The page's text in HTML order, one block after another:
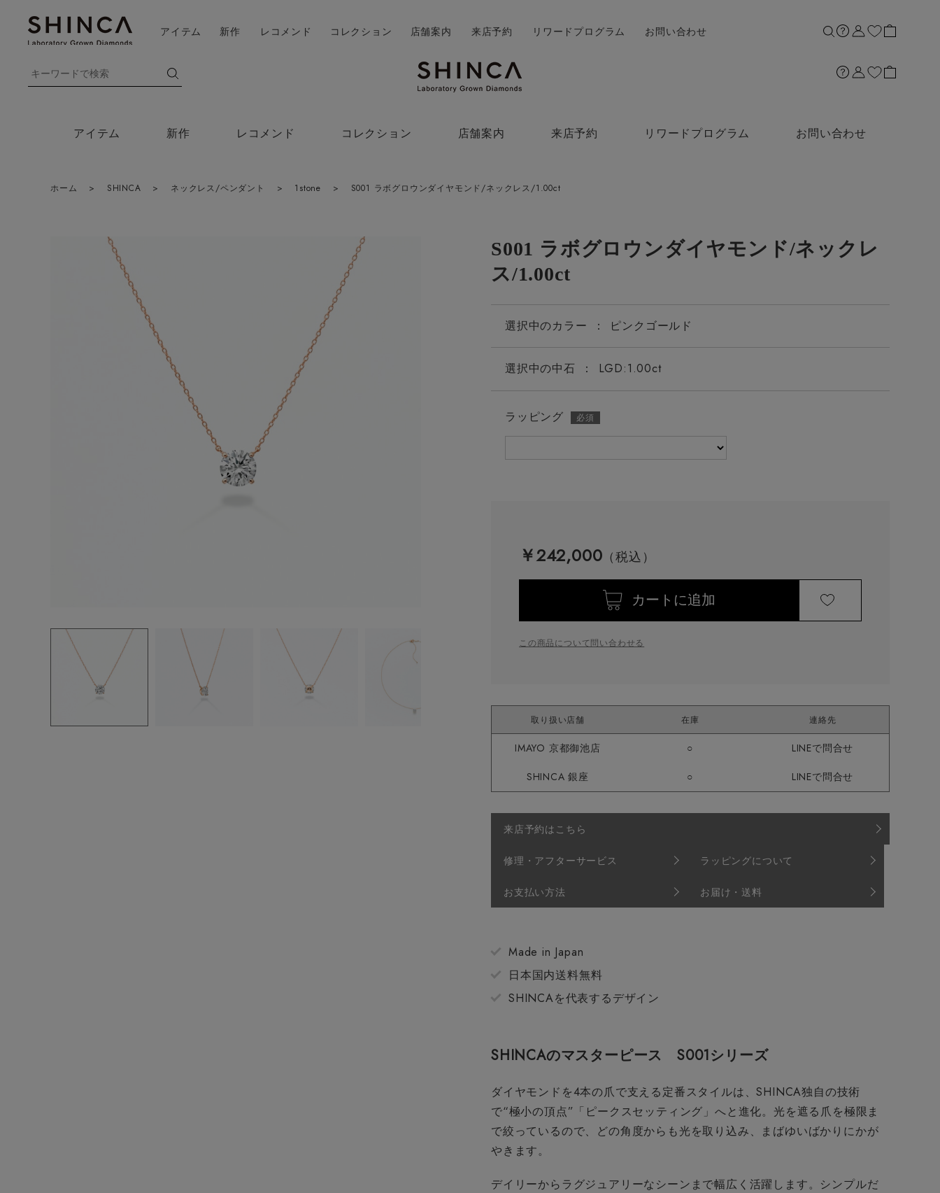
アイテム 新作 レコメンド コレクション 店舗案内 来店予約 リワードプログラム お問い合わせ
アイテム 新作 レコメンド コレクション 店舗案内 来店予約 リワードプログラム お問い合わせ
ホーム > SHINCA > ネックレス/ペンダント > 1stone > S001 ラボグロウンダイヤモンド/ネックレス/1.00ct
S001 ラボグロウンダイヤモンド/ネックレ
ス/1.00ct
選択中のカラー ： ピンクゴールド
選択中の中石 ： LGD:1.00ct
ラッピング
￥242,000
カートに追加
この商品について問い合わせる
取り扱い店舗 在庫 連絡先
IMAYO 京都御池店 ○ LINEで問合せ
SHINCA 銀座 ○ LINEで問合せ
来店予約はこちら
修理・アフターサービス ラッピングについて
お支払い方法 お届け・送料
Made in Japan
日本国内送料無料
SHINCAを代表するデザイン
SHINCAのマスターピース S001シリーズ
ダイヤモンドを4本の爪で支える定番スタイルは、SHINCA独自の技術
で“極小の頂点”「ピークスセッティング」へと進化。光を遮る爪を極限ま
で絞っているので、どの角度からも光を取り込み、まばゆいばかりにかが
やきます。
デイリーからラグジュアリーなシーンまで幅広く活躍します。シンプルだ